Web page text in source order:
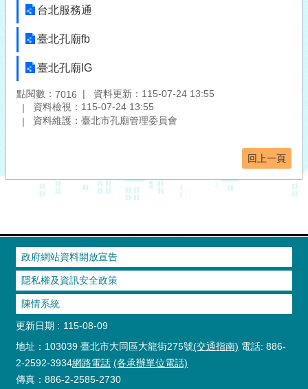
台北服務通
臺北孔廟fb
臺北孔廟IG
點閱數： 7016
資料更新：115-07-24 13:55
資料檢視：115-07-24 13:55
資料維護：臺北市孔廟管理委員會
回上一頁
政府網站資料開放宣告
隱私權及資訊安全政策
陳情系統
更新日期
115-08-09
地址：103039 臺北市大同區大龍街275號(交通指南) 電話: 886-
2-2592-3934網路電話 (各承辦單位電話)
傳真：886-2-2585-2730